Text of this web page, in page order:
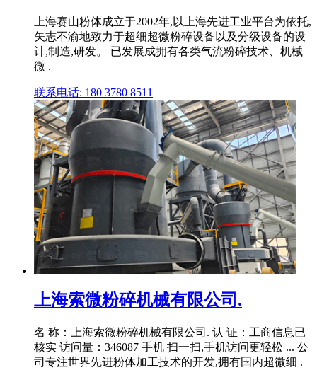
上海赛山粉体成立于2002年,以上海先进工业平台为依托,
矢志不渝地致力于超细超微粉碎设备以及分级设备的设
计,制造,研发。 已发展成拥有各类气流粉碎技术、机械
微 .
联系电话: 180 3780 8511
上海索微粉碎机械有限公司.
名 称：上海索微粉碎机械有限公司. 认 证：工商信息已
核实 访问量：346087 手机 扫一扫,手机访问更轻松 ... 公
司专注世界先进粉体加工技术的开发,拥有国内超微细 .